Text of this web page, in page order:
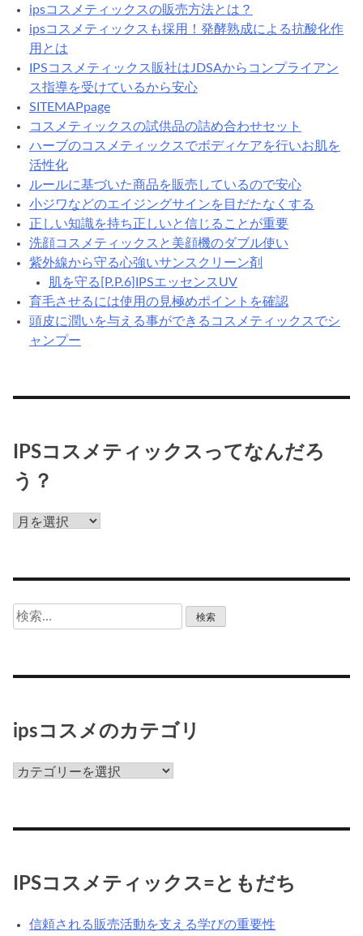
ipsコスメティックスの販売方法とは？
ipsコスメティックスも採用！発酵熟成による抗酸化作
用とは
IPSコスメティックス販社はJDSAからコンプライアン
ス指導を受けているから安心
SITEMAPpage
コスメティックスの試供品の詰め合わせセット
ハーブのコスメティックスでボディケアを行いお肌を
活性化
ルールに基づいた商品を販売しているので安心
小ジワなどのエイジングサインを目だたなくする
正しい知識を持ち正しいと信じることが重要
洗顔コスメティックスと美顔機のダブル使い
紫外線から守る心強いサンスクリーン剤
肌を守る[P.P.6]IPSエッセンスUV
育毛させるには使用の見極めポイントを確認
頭皮に潤いを与える事ができるコスメティックスでシ
ャンプー
IPSコスメティックスってなんだろ
う？
IPS
メ
ィ
ス
な
だ
検
索:
ipsコスメのカテゴリ
ips
メ
テ
リ
IPSコスメティックス=ともだち
信頼される販売活動を支える学びの重要性